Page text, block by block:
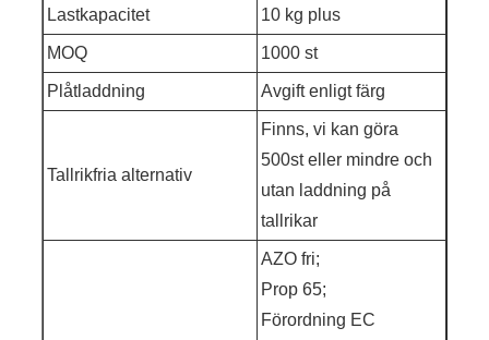
Lastkapacitet 10 kg plus
MOQ 1000 st
Plåtladdning Avgift enligt färg
Tallrikfria alternativ
Finns, vi kan göra
500st eller mindre och
utan laddning på
tallrikar
AZO fri;
Prop 65;
Förordning EC